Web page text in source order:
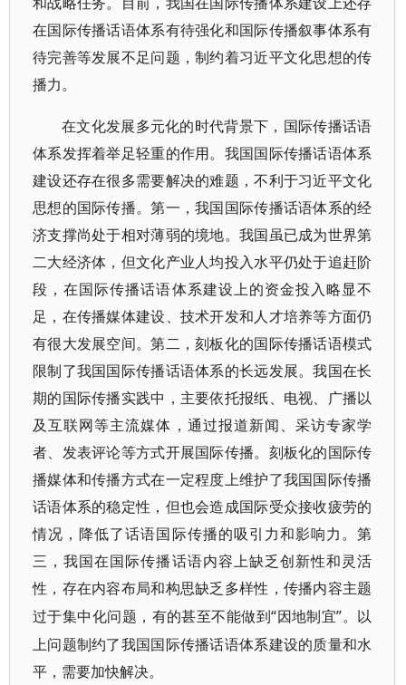
和战略任务。目前，我国在国际传播体系建设上还存
在国际传播话语体系有待强化和国际传播叙事体系有
待完善等发展不足问题，制约着习近平文化思想的传
播力。
在文化发展多元化的时代背景下，国际传播话语
体系发挥着举足轻重的作用。我国国际传播话语体系
建设还存在很多需要解决的难题，不利于习近平文化
思想的国际传播。第一，我国国际传播话语体系的经
济支撑尚处于相对薄弱的境地。我国虽已成为世界第
二大经济体，但文化产业人均投入水平仍处于追赶阶
段，在国际传播话语体系建设上的资金投入略显不
足，在传播媒体建设、技术开发和人才培养等方面仍
有很大发展空间。第二，刻板化的国际传播话语模式
限制了我国国际传播话语体系的长远发展。我国在长
期的国际传播实践中，主要依托报纸、电视、广播以
及互联网等主流媒体，通过报道新闻、采访专家学
者、发表评论等方式开展国际传播。刻板化的国际传
播媒体和传播方式在一定程度上维护了我国国际传播
话语体系的稳定性，但也会造成国际受众接收疲劳的
情况，降低了话语国际传播的吸引力和影响力。第
三，我国在国际传播话语内容上缺乏创新性和灵活
性，存在内容布局和构思缺乏多样性，传播内容主题
过于集中化问题，有的甚至不能做到“因地制宜”。以
上问题制约了我国国际传播话语体系建设的质量和水
平，需要加快解决。